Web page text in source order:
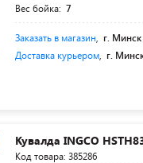
Вес бойка: 7
Заказать в магазин г. Минск
Доставка курьером г.
Кувалда INGCO
Код товара: 385286